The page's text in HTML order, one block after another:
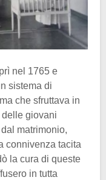
nel 1765 e
sistema di
che sfruttava in
giovani
matrimonio,
connivenza tacita
la cura di queste
in tutta